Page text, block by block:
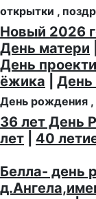
открытки ,
Новый 2026
День матери
День
ёжика
День
День рождения
36 лет День
лет
40
Белла- день